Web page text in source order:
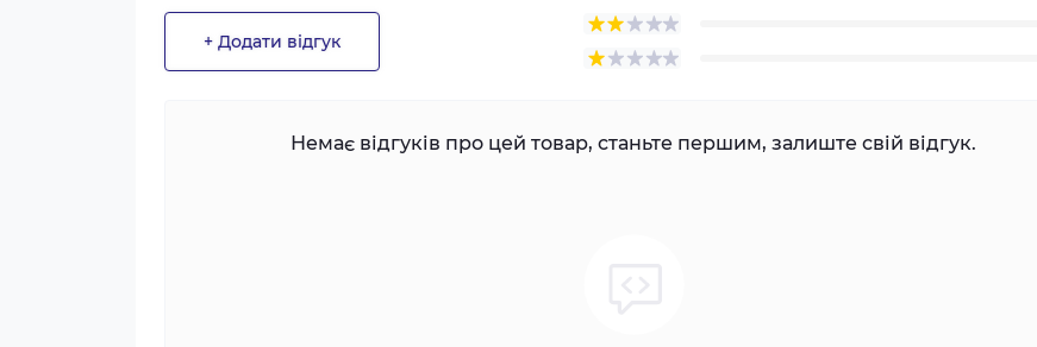
+ Додати відгук
Немає відгуків про цей товар, станьте першим, залиште свій відгук.